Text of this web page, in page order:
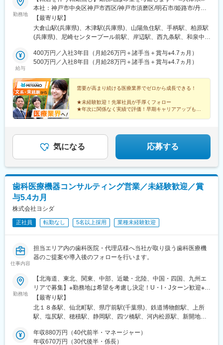
■会社・求人の魅力：
・「美しく、健康で、幸せに暮らす」という理念を掲げ、美容と
健康の両面から生活の質を高める商材を厳選して取り扱っていま
ップが特徴です。
・有限会社クレストの主力・人気商品は、「シリカEX（ケイ素濃
する医療用物質生成器）」, 「テラファイン／NEW’S入浴剤」,
「テラファイン健康ジュエリー」が中心です
・健康美容商品という成長市場での事業展開／医療・健康分野の
許認可を活かした事業展開
管理医療機器販売業・賃貸業の登録事業者である点が特徴で、一
・既存顧客が多く、既存顧客からの紹介で新規顧客が増える仕組
みがあり、ルート営業が中心で安定した営業活動が可能
変更の範囲：会社の定める業務
勤務地
本社：神戸市中央区神戸市西区/神戸市須磨区/明石市/姫路市/丹波
市/尼崎市≪大阪府≫吹田市/大阪市/岸和田市/東大阪市≪関西地域
≫奈良県大和郡山市/和歌山県和歌山市≪その他地域≫広島県/福岡
県＼積極採用中エリア／広島市：都市の利便性と文化を楽しむ！*
を！* 休日は宮島（世界遺産）や瀬戸内の島々へ日帰りリフレッシ
ュ！* カープやサンフレッチェの応援も激熱！福山市：落ち着いた
内の自然を。* 新幹線駅が近く、四国方面へのアクセスも抜群。*
福山城やばらのまちなど、歴史と花に囲まれている。心身ともに
リラックスできる暮らしを手に入れて、オンオフともに充実させ
ませんか？！
【最寄り駅】
大倉山駅(兵庫県)、木津駅(兵庫県)、山陽魚住駅、手柄駅、柏原駅
(兵庫県)、尼崎センタープール前駅、岸辺駅、西九条駅、和泉中央
高前駅、博多南駅、石田駅、高速神戸駅、西江井ケ島駅、千鳥橋
駅、神戸駅(兵庫県)、魚住駅
給与
400万円／入社3年目（月給26万円＋諸手当＋賞与※4.7ヵ月）
500万円／入社8年目（月給28万円＋諸手当＋賞与※4.7ヵ月）
需要が高まり続ける医療業界でゼロから成長できる！
★未経験歓迎！先輩社員が手厚くフォロー
★年次に関係なく実績で評価！早期キャリアアップも可
★転居を伴う転勤なしで腰を据えて長く働ける
気になる 応募する
歯科医療機器コンサルティング営業／未経験歓迎／賞
与5.4カ月
株式会社ヨシダ
正社員 転勤なし 5名以上採用 業種未経験歓迎
仕事内容
担当エリア内の歯科医院・代理店様へ当社が取り扱う歯科医療機
器のご提案や導入後のフォローを行います。
勤務地
【北海道、東北、関東、中部、近畿・北陸、中国・四国、九州エ
リアで募集】※勤務地は希望を考慮し決定！U・I・Jターン歓迎※地
域密着型営業のため基本転勤なし！＜北海道エリア＞■北海道営業
所＜東北エリア＞■盛岡営業所＜関東エリア＞■千葉営業所■さい
たま営業所■新潟営業所＜中部エリア＞■松本営業所■朝日大学内
支店■大阪第2営業所■大阪南営業所■神戸営業所■京都営業所■金沢
営業所＜中国・四国エリア＞■広島営業所■岡山営業所＜九州エリ
【最寄り駅】
北１８条駅、仙北町駅、県庁前駅(千葉県)、鉄道博物館駅、上所
駅、塩尻駅、穂積駅、静岡駅、四ツ橋駅、河内松原駅、新開地
小倉駅、原爆資料館駅、二中通駅、北１２条駅、西大橋駅、中央
市場前駅、比治山下駅、大学病院駅、北１３条東駅、心斎橋駅、
年収880万円（40代前半・マネージャー）
年収670万円（30代後半・係長）